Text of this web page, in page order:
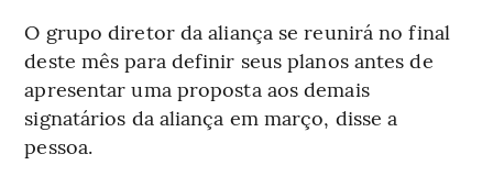
O grupo diretor da aliança se reunirá no final
deste mês para definir seus planos antes de
apresentar uma proposta aos demais
signatários da aliança em março, disse a
pessoa.